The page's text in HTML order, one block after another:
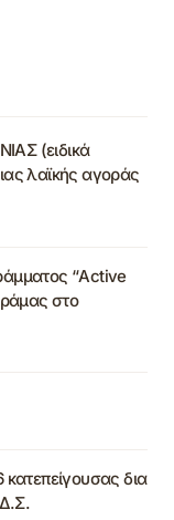
(ειδικά
λαϊκής αγοράς
“Active
στο
δια